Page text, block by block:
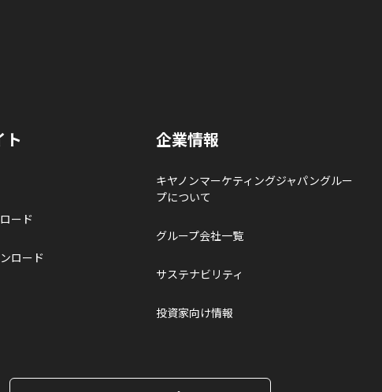
ト
ード
ロード
企業情報
キヤノンマーケティングジャパングルー
プについて
グループ会社一覧
サステナビリティ
投資家向け情報